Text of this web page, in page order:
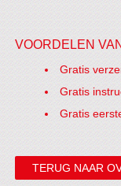
VOORDELEN
Gratis
Gratis
Gratis
TERUG NAAR